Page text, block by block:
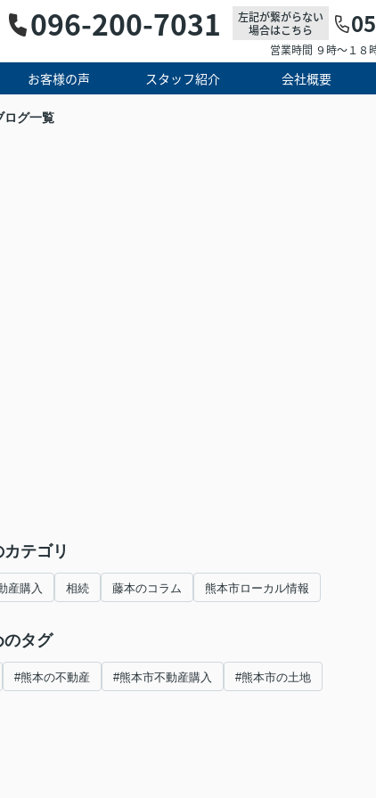
096-200-7031
左記が繋がらない
場合はこちら
営業時間 ９時～１
お客様の声 スタッフ紹介 会社概要
ログ一覧
テゴリ
産購入 相続 藤本のコラム 熊本市ローカル情報
のタグ
#熊本の不動産 #熊本市不動産購入 #熊本市の土地